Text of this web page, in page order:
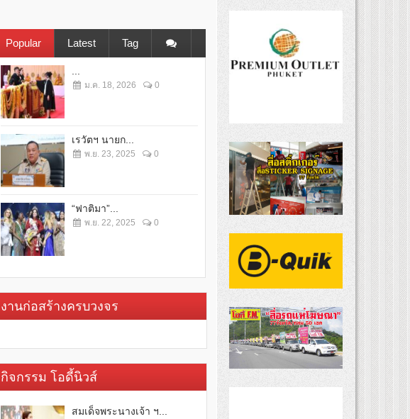
Popular Latest Tag
ม.ค. 18, 2026 0
เรวัตฯ นายก...
พ.ย. 23, 2025 0
“ฟาติมา”...
พ.ย. 22, 2025 0
งานก่อสร้างครบวงจร
กิจกรรม โอดี้นิวส์
สมเด็จพระนางเจ้า ฯ...